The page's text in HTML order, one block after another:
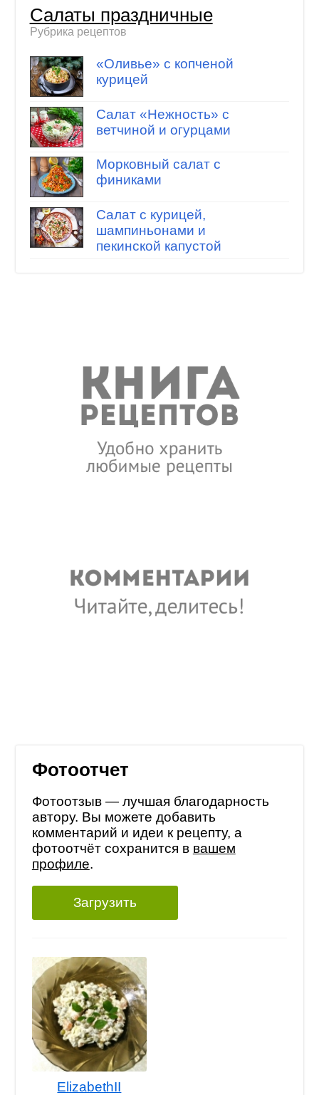
Салаты праздничные
Рубрика рецептов
«Оливье» с копченой
курицей
Салат «Нежность» с
ветчиной и огурцами
Морковный салат с
финиками
Салат с курицей,
шампиньонами и
пекинской капустой
Фотоотчет
Фотоотзыв — лучшая благодарность
автору. Вы можете добавить
комментарий и идеи к рецепту, а
фотоотчёт сохранится в вашем
профиле.
Загрузить
ElizabethII